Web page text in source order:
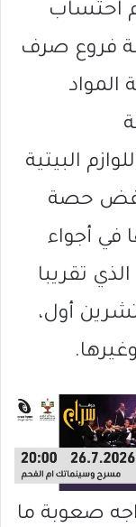
احتساب
فروع صرف
المواد
البيتية
خفض حصة
في أجواء
تقريبا
أول،
صعوبة ما